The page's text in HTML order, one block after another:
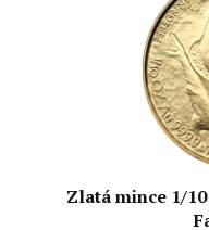
Zlatá mince 1/